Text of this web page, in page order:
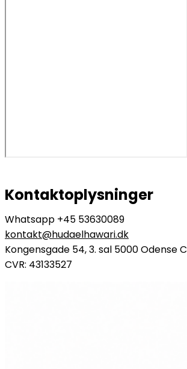
Kontaktoplysninger
Whatsapp +45 53630089
kontakt@hudaelhawari.dk
Kongensgade 54, 3. sal 5000 Odense C
CVR: 43133527